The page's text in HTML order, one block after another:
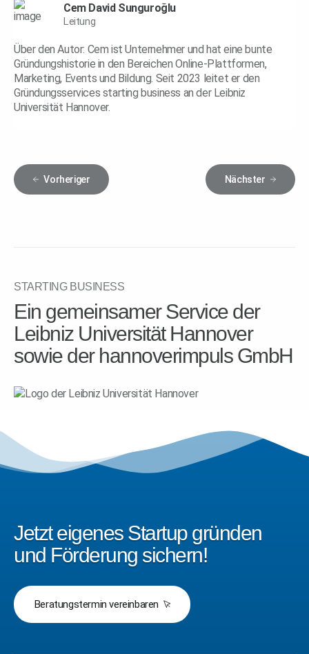
Cem David Sunguroğlu
Leitung
Über den Autor: Cem ist Unternehmer und hat eine bunte
Gründungshistorie in den Bereichen Online-Plattformen,
Marketing, Events und Bildung. Seit 2023 leitet er den
Gründungsservices starting business an der Leibniz
Universität Hannover.
Vorheriger Nächster
STARTING BUSINESS
Ein gemeinsamer Service der
Leibniz Universität Hannover
sowie der hannoverimpuls GmbH
Jetzt eigenes Startup gründen
und Förderung sichern!
Beratungstermin vereinbaren